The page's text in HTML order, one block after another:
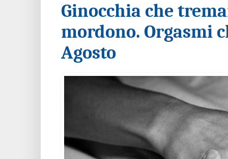
Ginocchia che
mordono. Orgasmi
Agosto